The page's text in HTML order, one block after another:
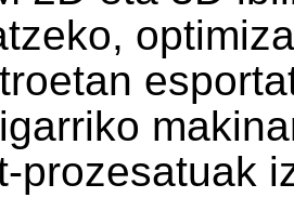
prozesatuak